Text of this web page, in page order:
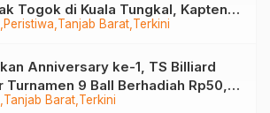
Peristiwa Tanjab Barat Terkini
Togok di Kuala Tungkal, Kapten
Hilang
Tanjab Barat Terkini
Anniversary ke-1, TS Billiard
Turnamen 9 Ball Berhadiah Rp50,8